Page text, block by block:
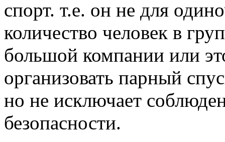
спорт. т.е. он не для
количество человек в
большой компании или
организовать парный
но не исключает
безопасности.